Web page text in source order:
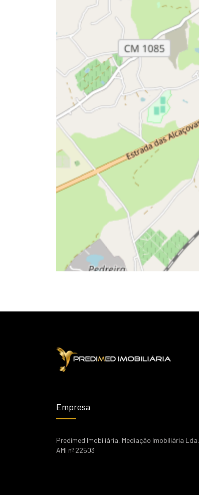
Empresa
Predimed Imobiliária, Mediação Imobiliária Lda.
AMI nº 22503